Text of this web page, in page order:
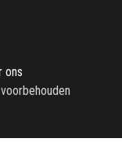
ons